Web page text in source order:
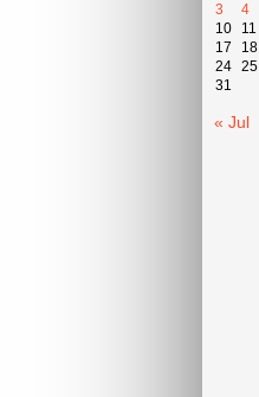
3
4
10
11
17
18
24 25
31
« Jul